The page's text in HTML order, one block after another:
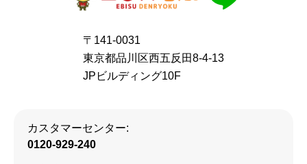
〒141-0031
東京都品川区西五反田8-4-13
JPビルディング10F
カスタマーセンター:
0120-929-240